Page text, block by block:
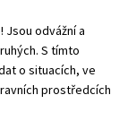
a životní styl
Jsou odvážní a
S tímto
o situacích, ve
prostředcích